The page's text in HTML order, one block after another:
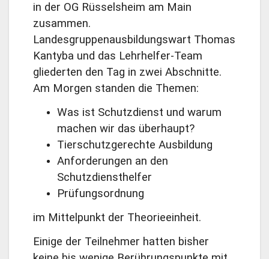
in der OG Rüsselsheim am Main
zusammen.
Landesgruppenausbildungswart Thomas
Kantyba und das Lehrhelfer-Team
gliederten den Tag in zwei Abschnitte.
Am Morgen standen die Themen:
Was ist Schutzdienst und warum
machen wir das überhaupt?
Tierschutzgerechte Ausbildung
Anforderungen an den
Schutzdiensthelfer
Prüfungsordnung
im Mittelpunkt der Theorieeinheit.
Einige der Teilnehmer hatten bisher